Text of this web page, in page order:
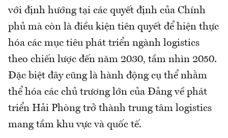
với định hướng tại các quyết định của Chính
phủ mà còn là điều kiện tiên quyết để hiện thực
hóa các mục tiêu phát triển ngành logistics
theo chiến lược đến năm 2030, tầm nhìn 2050.
Đặc biệt đây cũng là hành động cụ thể nhằm
thể hóa các chủ trương lớn của Đảng về phát
triển Hải Phòng trở thành trung tâm logistics
mang tầm khu vực và quốc tế.